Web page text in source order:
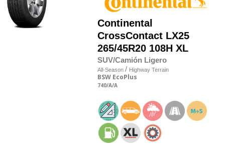
Continental
CrossContact LX25
265/45R20 108H XL
SUV/Camión Ligero
All-Season / Highway Terrain
BSW EcoPlus
740/A/A